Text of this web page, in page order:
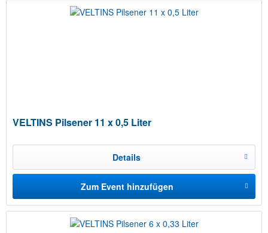
VELTINS Pilsener 11 x 0,5 Liter
Details
Zum Event hinzufügen